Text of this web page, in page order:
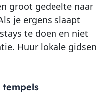
groot gedeelte naar
je ergens slaapt
te doen en niet
Huur lokale gidsen
tempels